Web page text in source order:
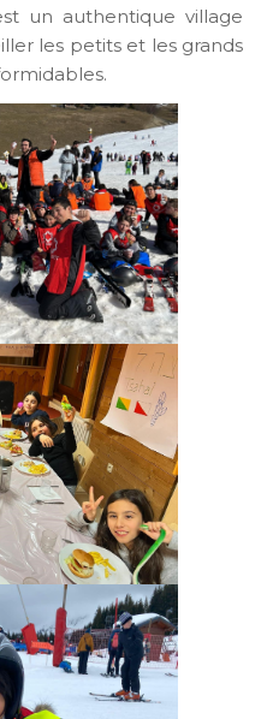
un authentique village
les petits et les grands